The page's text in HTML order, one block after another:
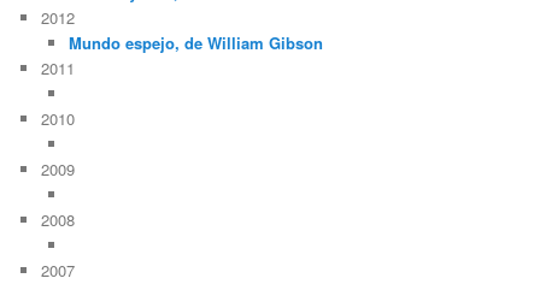
2012
Mundo espejo, de William Gibson
2011
2010
2009
2008
2007